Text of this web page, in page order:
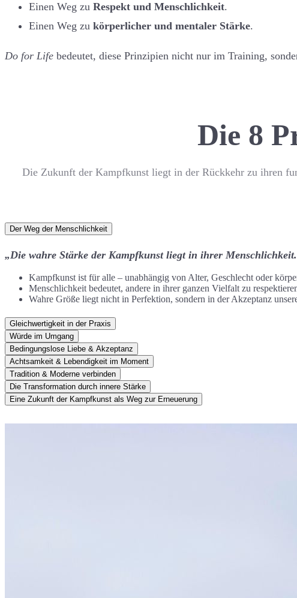
Einen Weg zu Respekt und Menschlichkeit.
Einen Weg zu körperlicher und mentaler Stärke.
Do for Life bedeutet, diese Prinzipien nicht nur im Training,
Die 8
Die Zukunft der Kampfkunst liegt in der Rückkehr zu ihren
Der Weg der Menschlichkeit
„Die wahre Stärke der Kampfkunst liegt in ihrer
Kampfkunst ist für alle – unabhängig von Alter, Geschlecht oder
Menschlichkeit bedeutet, andere in ihrer ganzen Vielfalt zu
Wahre Größe liegt nicht in Perfektion, sondern in der Akzeptanz
Gleichwertigkeit in der Praxis
Würde im Umgang
Bedingungslose Liebe & Akzeptanz
Achtsamkeit & Lebendigkeit im Moment
Tradition & Moderne verbinden
Die Transformation durch innere Stärke
Eine Zukunft der Kampfkunst als Weg zur Erneuerung